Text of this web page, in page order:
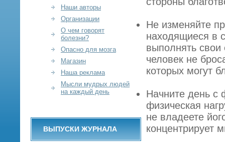
Не изменяйте
находящиеся в
выполнять
человек не
которых могут
Начните день с
физическая
не владеете
концентрирует
Наши авторы
Организации
О чем говорят
болезни?
Опасно для мозга
Магазин
Наша реклама
Мысли мудрых людей
на каждый день
ВЫПУСКИ ЖУРНАЛА